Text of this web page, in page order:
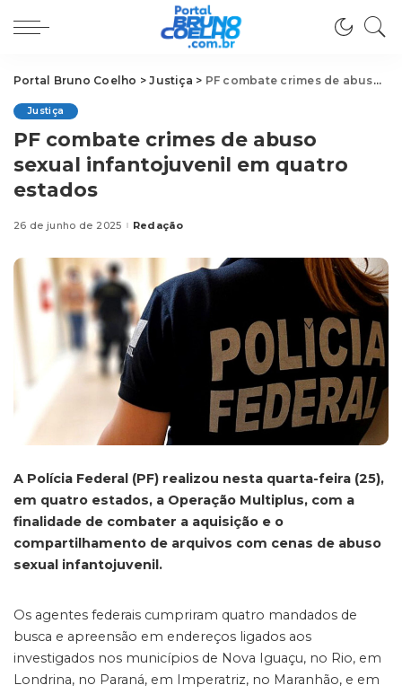
Portal Bruno Coelho >Justiça > PF combate crimes de abuso sexual infantojuvenil em quatro estados
Justiça
PF combate crimes de abuso
sexual infantojuvenil em quatro
estados
26 de junho de 2025Posted
Redação
A Polícia Federal (PF) realizou nesta quarta-feira (25),
em quatro estados, a Operação Multiplus, com a
finalidade de combater a aquisição e o
compartilhamento de arquivos com cenas de abuso
sexual infantojuvenil.
Os agentes federais cumpriram quatro mandados de
busca e apreensão em endereços ligados aos
investigados nos municípios de Nova Iguaçu, no Rio, em
Londrina, no Paraná, em Imperatriz, no Maranhão, e em